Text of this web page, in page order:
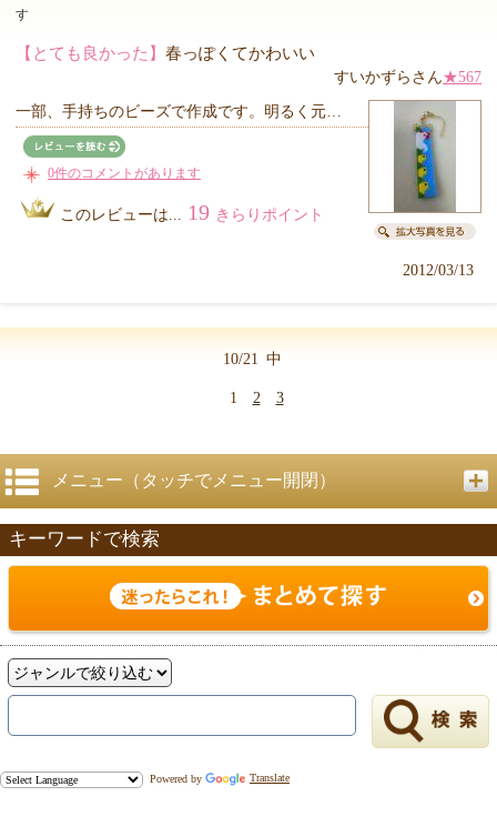
す
【とても良かった】 春っぽくてかわいい
すいかずらさん★567
一部、手持ちのビーズで作成です。明るく元…
0件のコメントがあります
このレビューは... 19 きらりポイント
2012/03/13
10/21 中
1 2 3
メニュー（タッチでメニュー開閉）
キーワードで検索
Powered by Translate